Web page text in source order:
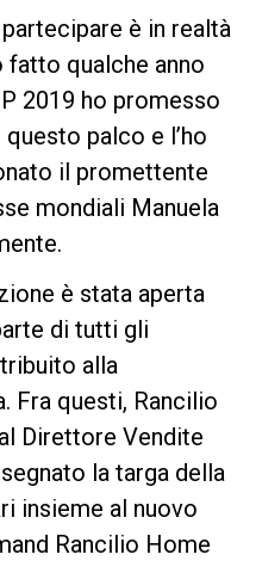
è in realtà
fatto qualche anno
2019 ho promesso
palco e l’ho
il promettente
mondiali Manuela
è stata aperta
di tutti gli
alla
Fra questi, Rancilio
Direttore Vendite
la targa della
insieme al nuovo
Rancilio Home